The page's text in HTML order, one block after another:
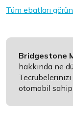
Tüm ebatları
Bridgestone
hakkında ne
otomobil